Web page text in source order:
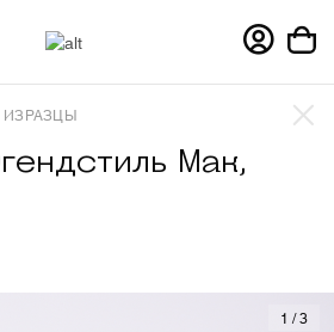
ИЗРАЗЦЫ
Мак,
1 /3